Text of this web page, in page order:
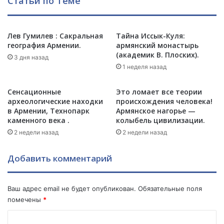
а
Г
н
о
ц
а
р
м
я
н
Лев Гумилев : Сакральная
география Армении.
3 дня назад
Тайна Иссык-Куля:
армянский монастырь
(академик В. Плоских).
1 неделя назад
Сенсационные
археологические находки
в Армении, Технопарк
каменного века .
2 недели назад
Это ломает все теории
происхождения человека!
Армянское нагорье —
колыбель цивилизации.
2 недели назад
Добавить комментарий
Ваш адрес email не будет опубликован. Обязательные поля
помечены *